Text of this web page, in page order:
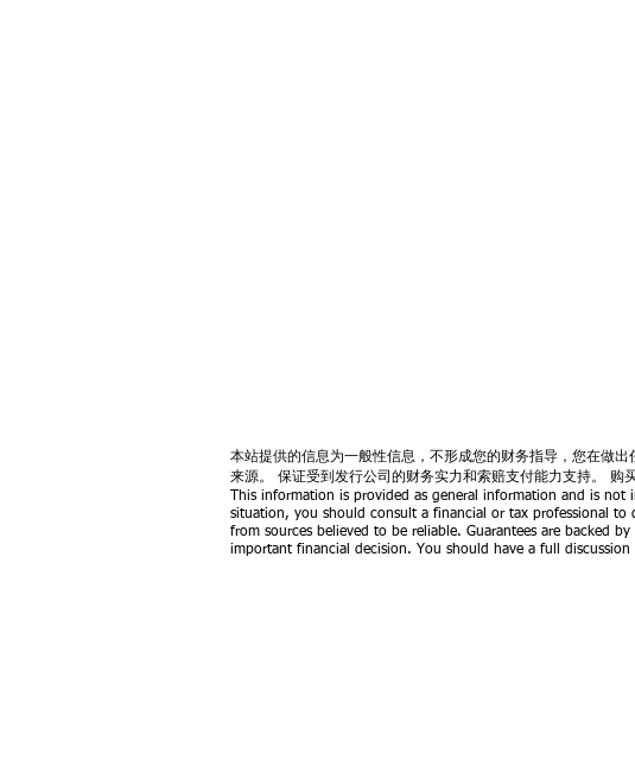
本站提供的信息为一般性信息，不形成您的财务指导，您在做
来源。 保证受到发行公司的财务实力和索赔支付能力支持。 购
This information is provided as general information and is
situation, you should consult a financial or tax professional to
from sources believed to be reliable. Guarantees are backed
important financial decision. You should have a full